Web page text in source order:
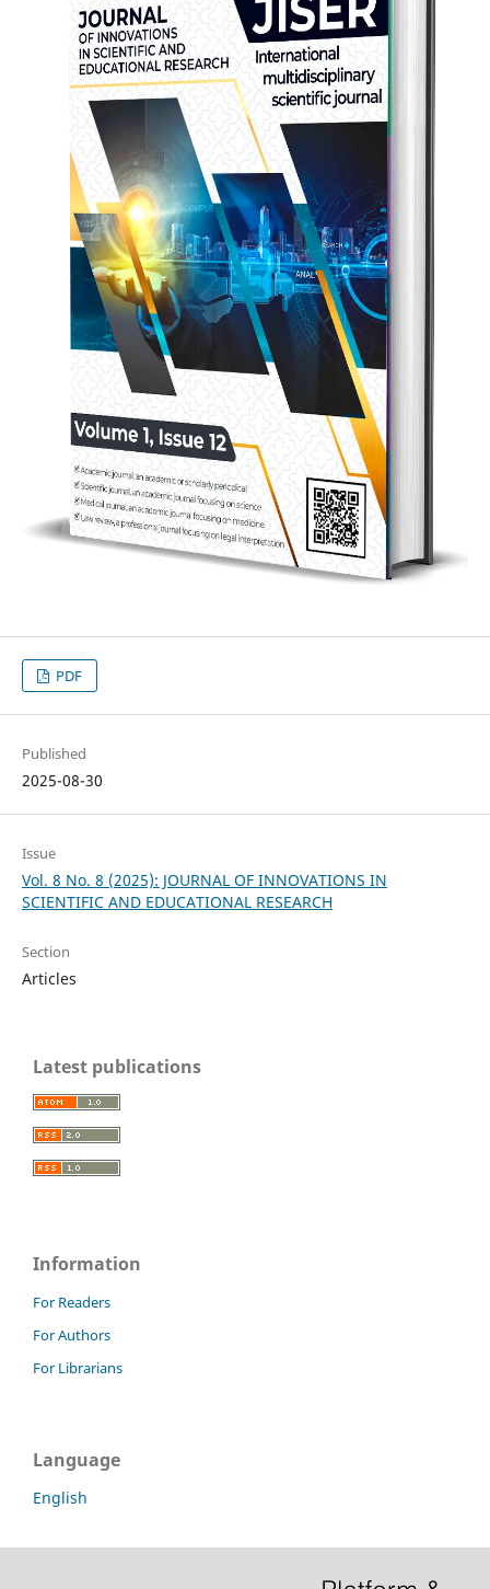
PDF
Published
2025-08-30
Issue
Vol. 8 No. 8 (2025): JOURNAL OF INNOVATIONS IN
SCIENTIFIC AND EDUCATIONAL RESEARCH
Section
Articles
Latest publications
Information
For Readers
For Authors
For Librarians
Language
English